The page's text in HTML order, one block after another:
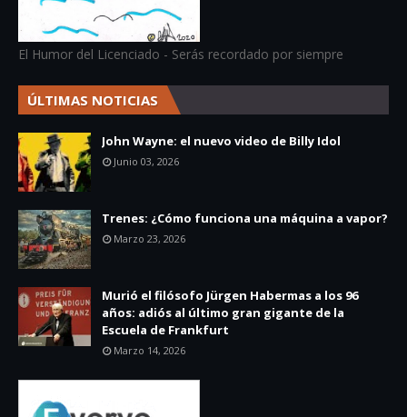
El Humor del Licenciado - Serás recordado por siempre
ÚLTIMAS NOTICIAS
John Wayne: el nuevo video de Billy Idol
Junio 03, 2026
Trenes: ¿Cómo funciona una máquina a vapor?
Marzo 23, 2026
Murió el filósofo Jürgen Habermas a los 96
años: adiós al último gran gigante de la
Escuela de Frankfurt
Marzo 14, 2026